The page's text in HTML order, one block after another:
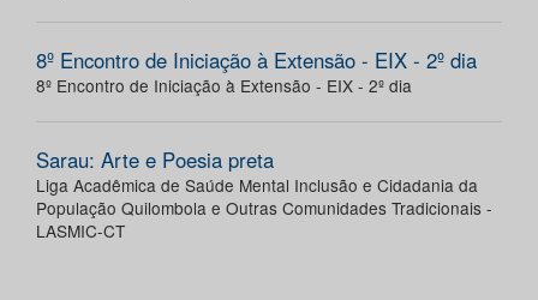
8º Encontro de Iniciação à Extensão - EIX - 2º dia
8º Encontro de Iniciação à Extensão - EIX - 2º dia
Sarau: Arte e Poesia preta
Liga Acadêmica de Saúde Mental Inclusão e Cidadania da
População Quilombola e Outras Comunidades Tradicionais -
LASMIC-CT